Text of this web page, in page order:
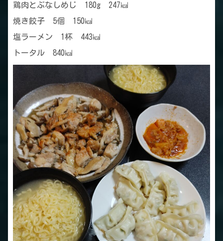
鶏肉とぶなしめじ 180g 247㎉
焼き餃子 5個 150㎉
塩ラーメン 1杯 443㎉
トータル 840㎉